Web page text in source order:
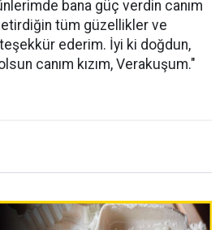
bana güç verdin canım
tüm güzellikler ve
ederim. İyi ki doğdun,
canım kızım, Verakuşum."